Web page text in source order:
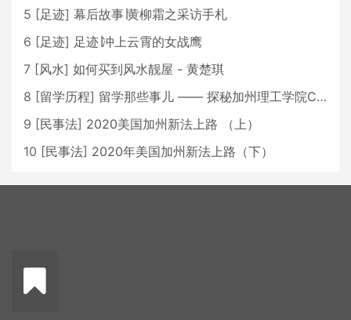
5 [足迹] 幕后故事∣黄柳霜之采访手札
6 [足迹] 足迹∣冲上云霄的女战鹰
7 [风水] 如何买到风水靓屋 - 黄楚琪
8 [留学历程] 留学那些事儿 —— 探秘加州理工学院Caltech博士生活 [上集]
9 [民事法] 2020美国加州新法上路 （上）
10 [民事法] 2020年美国加州新法上路（下）